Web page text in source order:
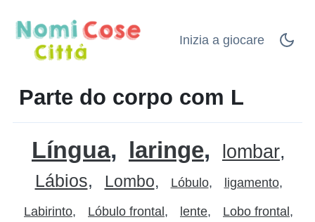
Inizia a giocare
Parte do corpo com L
Língua laringe lombar
Lábios Lombo Lóbulo ligamento
Labirinto Lóbulo frontal lente Lobo frontal